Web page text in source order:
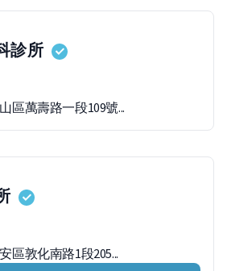
診所
區萬壽路一段109號...
區敦化南路1段205...